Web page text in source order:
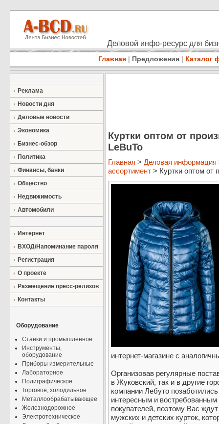
Деловой инфо-ресурс для
Главная | Предложения | Каталог
Реклама
Новости дня
Деловые новости
Экономика
Бизнес-обзор
Политика
Финансы, банки
Общество
Недвижимость
Автомобили
Интернет
ВХОД/Напоминание пароля
Регистрация
О проекте
Размещение пресс-релизов
Контакты
Оборудование
Станки и промышленное
Инструменты,
оборудование
Приборы измерительные
Лабораторное
Полиграфическое
Торговое, холодильное
Металлообрабатывающее
Железнодорожное
Электротехническое
Куртки оптом от
LeBuTo
Главная > Деловая информация
ассортимент > Куртки оптом от
интернет-магазине с
Организовав регулярные
в Жуковский, так и в другие
компании Лебуто
интересным и
покупателей, поэтому Вас
мужских и детских курток,